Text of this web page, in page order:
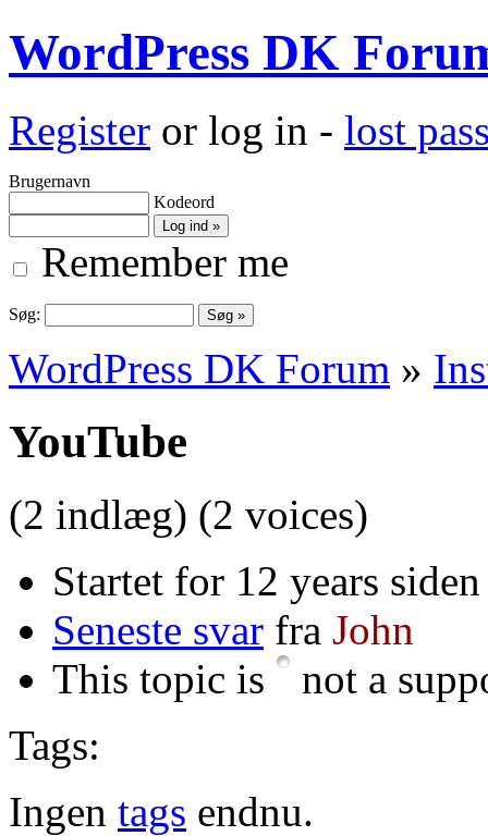
WordPress DK
Register or log in - lost
Brugernavn
Kodeord
Remember me
Søg:
WordPress DK Forum »
YouTube
(2 indlæg) (2 voices)
Startet for 12 years
Seneste svar fra John
This topic is
not a
Tags:
Ingen tags endnu.